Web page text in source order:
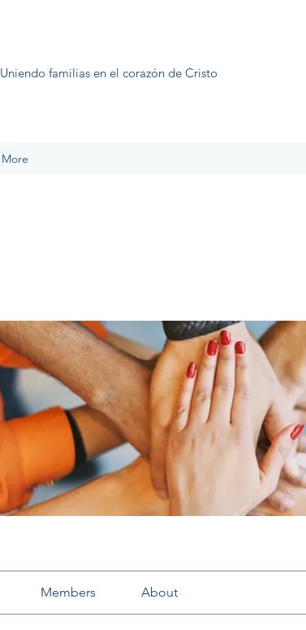
Uniendo familias en el corazón de Cristo
More
Members About